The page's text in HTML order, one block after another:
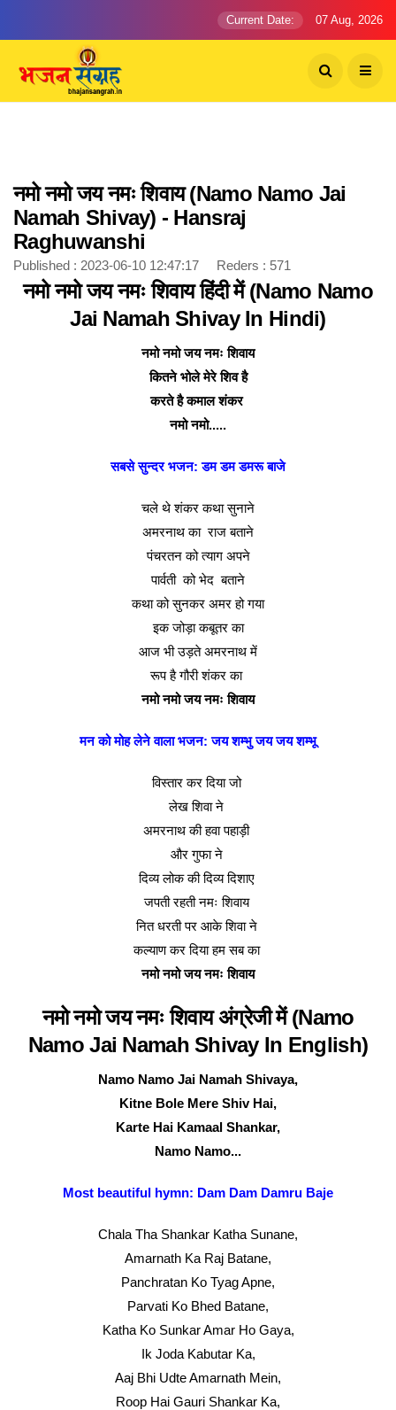
Current Date: 07 Aug, 2026
नमो नमो जय नमः शिवाय (Namo Namo Jai
Namah Shivay) - Hansraj
Raghuwanshi
Published : 2023-06-10 12:47:17 Reders : 571
नमो नमो जय नमः शिवाय हिंदी में (Namo Namo
Jai Namah Shivay In Hindi)
नमो नमो जय नमः शिवाय
कितने भोले मेरे शिव है
करते है कमाल शंकर
नमो नमो.....
सबसे सुन्दर भजन: डम डम डमरू बाजे
चले थे शंकर कथा सुनाने
अमरनाथ का राज बताने
पंचरतन को त्याग अपने
पार्वती को भेद बताने
कथा को सुनकर अमर हो गया
इक जोड़ा कबूतर का
आज भी उड़ते अमरनाथ में
रूप है गौरी शंकर का
नमो नमो जय नमः शिवाय
मन को मोह लेने वाला भजन: जय शम्भु जय जय शम्भू
विस्तार कर दिया जो
लेख शिवा ने
अमरनाथ की हवा पहाड़ी
और गुफा ने
दिव्य लोक की दिव्य दिशाए
जपती रहती नमः शिवाय
नित धरती पर आके शिवा ने
कल्याण कर दिया हम सब का
नमो नमो जय नमः शिवाय
नमो नमो जय नमः शिवाय अंग्रेजी में (Namo
Namo Jai Namah Shivay In English)
Namo Namo Jai Namah Shivaya,
Kitne Bole Mere Shiv Hai,
Karte Hai Kamaal Shankar,
Namo Namo...
Most beautiful hymn: Dam Dam Damru Baje
Chala Tha Shankar Katha Sunane,
Amarnath Ka Raj Batane,
Panchratan Ko Tyag Apne,
Parvati Ko Bhed Batane,
Katha Ko Sunkar Amar Ho Gaya,
Ik Joda Kabutar Ka,
Aaj Bhi Udte Amarnath Mein,
Roop Hai Gauri Shankar Ka,